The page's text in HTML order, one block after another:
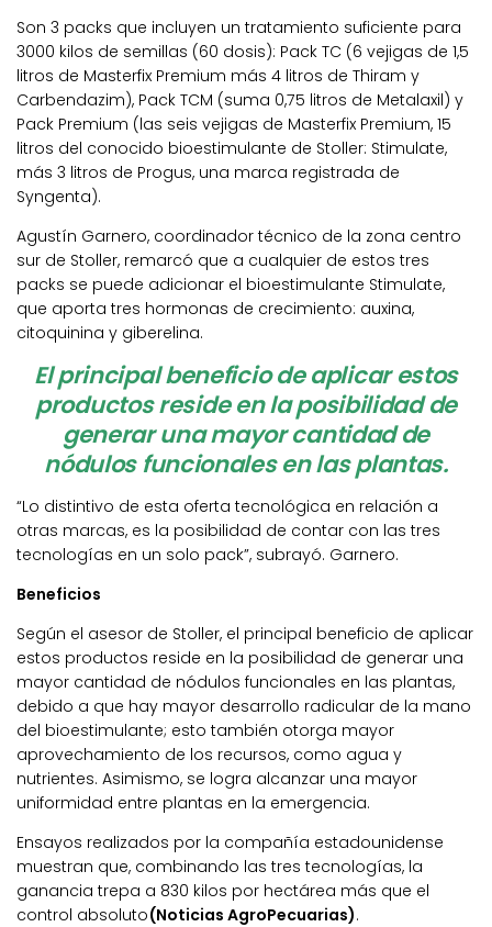
Son 3 packs que incluyen un tratamiento suficiente para
3000 kilos de semillas (60 dosis): Pack TC (6 vejigas de 1,5
litros de Masterfix Premium más 4 litros de Thiram y
Carbendazim), Pack TCM (suma 0,75 litros de Metalaxil) y
Pack Premium (las seis vejigas de Masterfix Premium, 15
litros del conocido bioestimulante de Stoller: Stimulate,
más 3 litros de Progus, una marca registrada de
Syngenta).
Agustín Garnero, coordinador técnico de la zona centro
sur de Stoller, remarcó que a cualquier de estos tres
packs se puede adicionar el bioestimulante Stimulate,
que aporta tres hormonas de crecimiento: auxina,
citoquinina y giberelina.
El principal beneficio de aplicar estos
productos reside en la posibilidad de
generar una mayor cantidad de
nódulos funcionales en las plantas.
“Lo distintivo de esta oferta tecnológica en relación a
otras marcas, es la posibilidad de contar con las tres
tecnologías en un solo pack”, subrayó. Garnero.
Beneficios
Según el asesor de Stoller, el principal beneficio de aplicar
estos productos reside en la posibilidad de generar una
mayor cantidad de nódulos funcionales en las plantas,
debido a que hay mayor desarrollo radicular de la mano
del bioestimulante; esto también otorga mayor
aprovechamiento de los recursos, como agua y
nutrientes. Asimismo, se logra alcanzar una mayor
uniformidad entre plantas en la emergencia.
Ensayos realizados por la compañía estadounidense
muestran que, combinando las tres tecnologías, la
ganancia trepa a 830 kilos por hectárea más que el
control absoluto(Noticias AgroPecuarias).